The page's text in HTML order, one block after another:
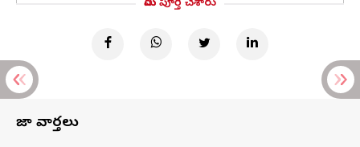
మీరు పూర్తి చేశారు
తాజా వార్తలు